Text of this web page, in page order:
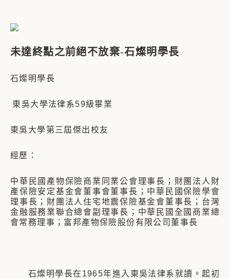
未達終點之前絕不放棄-石燦明學長
石燦明學長
東吳大學法律系59級畢業
東吳大學第三屆傑出校友
經歷：
中華民國產物保險商業同業公會理事長；財團法人財
產保險安定基金會董事會董事長；中華民國保險學會
理事長；財團法人住宅地震保險基金會董事長；台灣
金融服務業聯合總會副理事長；中華民國全國商業總
會常務理事；富邦產物保險股份有限公司董事長
石燦明學長在1965年進入東吳法律系就讀。起初